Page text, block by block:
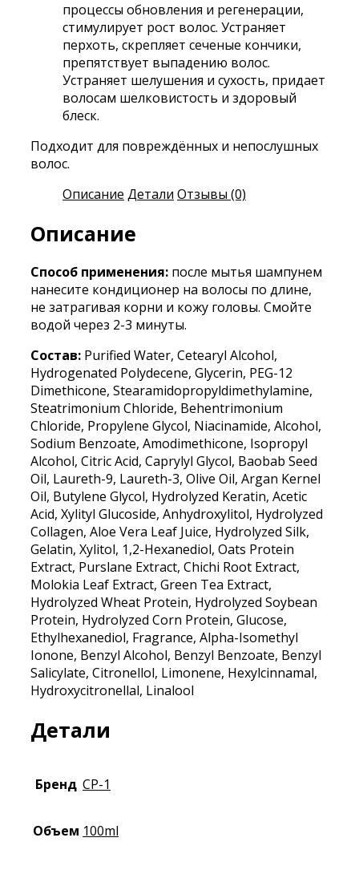
процессы обновления и регенерации,
стимулирует рост волос. Устраняет
перхоть, скрепляет сеченые кончики,
препятствует выпадению волос.
Устраняет шелушения и сухость, придает
волосам шелковистость и здоровый
блеск.
Подходит для повреждённых и непослушных
волос.
Описание Детали Отзывы (0)
Описание
Способ применения: после мытья шампунем
нанесите кондиционер на волосы по длине,
не затрагивая корни и кожу головы. Смойте
водой через 2-3 минуты.
Состав: Purified Water, Cetearyl Alcohol,
Hydrogenated Polydecene, Glycerin, PEG-12
Dimethicone, Stearamidopropyldimethylamine,
Steatrimonium Chloride, Behentrimonium
Chloride, Propylene Glycol, Niacinamide, Alcohol,
Sodium Benzoate, Amodimethicone, Isopropyl
Alcohol, Citric Acid, Caprylyl Glycol, Baobab Seed
Oil, Laureth-9, Laureth-3, Olive Oil, Argan Kernel
Oil, Butylene Glycol, Hydrolyzed Keratin, Acetic
Acid, Xylityl Glucoside, Anhydroxylitol, Hydrolyzed
Collagen, Aloe Vera Leaf Juice, Hydrolyzed Silk,
Gelatin, Xylitol, 1,2-Hexanediol, Oats Protein
Extract, Purslane Extract, Chichi Root Extract,
Molokia Leaf Extract, Green Tea Extract,
Hydrolyzed Wheat Protein, Hydrolyzed Soybean
Protein, Hydrolyzed Corn Protein, Glucose,
Ethylhexanediol, Fragrance, Alpha-Isomethyl
Ionone, Benzyl Alcohol, Benzyl Benzoate, Benzyl
Salicylate, Citronellol, Limonene, Hexylcinnamal,
Hydroxycitronellal, Linalool
Детали
Бренд CP-1
Объем 100ml